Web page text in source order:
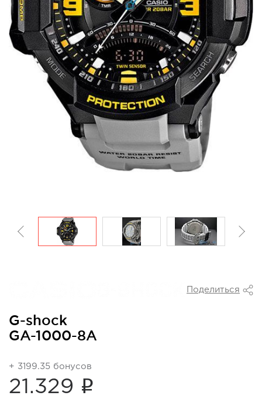
Поделиться
G-shock
GA-1000-8A
+ 3199.35 бонусов
21.329 i